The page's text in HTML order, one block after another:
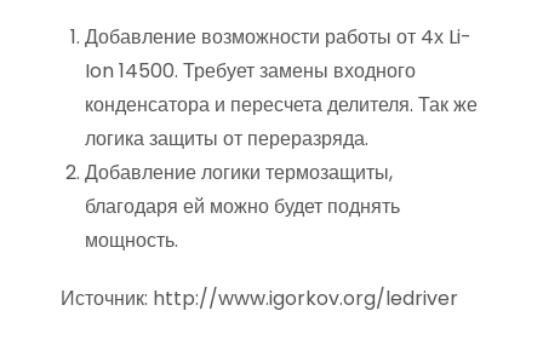
Добавление возможности работы от 4х Li-
Ion 14500. Требует замены входного
конденсатора и пересчета делителя. Так же
логика защиты от переразряда.
Добавление логики термозащиты,
благодаря ей можно будет поднять
мощность.
Источник: http://www.igorkov.org/ledriver